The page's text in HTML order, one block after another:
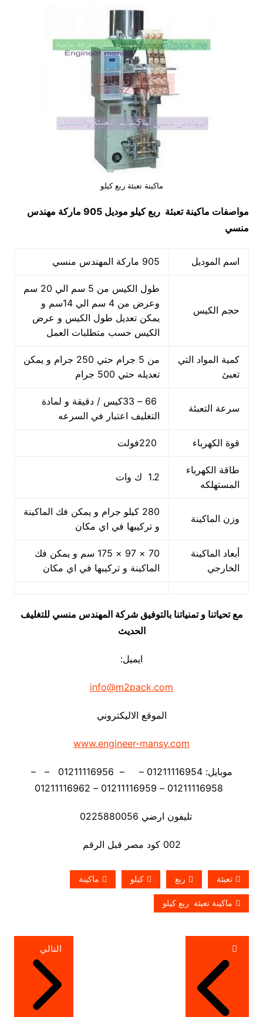
ماكينة تعبئة ربع كيلو
مواصفات ماكينة تعبئة ربع كيلو
موديل 905 ماركة مهندس
منسي
اسم الموديل 905 ماركة المهندس منسي
حجم الكيس
طول الكيس من 5 سم الي 20 سم
وعرض من 4 سم الي 14سم و
يمكن تعديل طول الكيس و عرض
الكيس حسب متطلبات العمل
كمية المواد التي
تعبئ
من 5 جرام حتي 250 جرام و يمكن
تعديله حتي 500 جرام
سرعة التعبئة
66 – 33كيس / دقيقة و لمادة
التغليف اعتبار في السرعه
قوة الكهرباء
طاقة الكهرباء
المستهلكه
1.2 ك وات
وزن الماكينة
280 كيلو جرام و يمكن فك الماكينة
و تركيبها في اي مكان
أبعاد الماكينة
الخارجي
70 × 97 × 175 سم و يمكن فك
الماكينة و تركيبها في اي مكان
مع تحياتنا و تمنياتنا بالتوفيق شركة المهندس منسي للتغليف
الحديث
ايميل:
info@m2pack.com
الموقع الاليكتروني
www.engineer-mansy.com
موبايل: 01211116954 – – 01211116956 – –
تليفون ارضي 0225880056
002 كود مصر قبل الرقم
تعبئة ربع كيلو ماكينة
ماكينة تعبئة ربع كيلو
تصفّح
المقالات
التالي